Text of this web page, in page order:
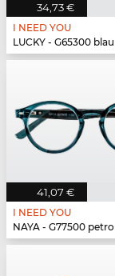
34,73 €
I NEED YOU
LUCKY - G65300 blau
41,07 €
I NEED YOU
NAYA - G77500 petrol